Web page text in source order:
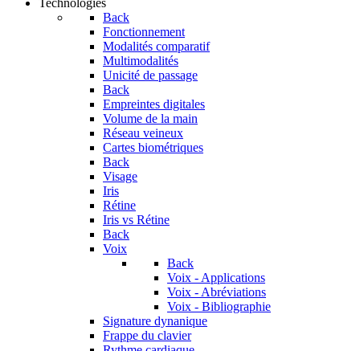
Technologies
Back
Fonctionnement
Modalités comparatif
Multimodalités
Unicité de passage
Back
Empreintes digitales
Volume de la main
Réseau veineux
Cartes biométriques
Back
Visage
Iris
Rétine
Iris vs Rétine
Back
Voix
Back
Voix - Applications
Voix - Abréviations
Voix - Bibliographie
Signature dynanique
Frappe du clavier